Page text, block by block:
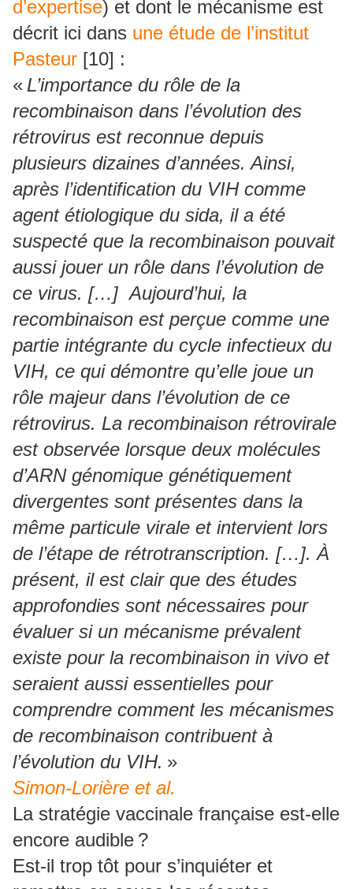
d’expertise) et dont le mécanisme est
décrit ici dans une étude de l’institut
Pasteur [10] :
« L’importance du rôle de la
recombinaison dans l’évolution des
rétrovirus est reconnue depuis
plusieurs dizaines d’années. Ainsi,
après l’identification du VIH comme
agent étiologique du sida, il a été
suspecté que la recombinaison pouvait
aussi jouer un rôle dans l’évolution de
ce virus. […] Aujourd’hui, la
recombinaison est perçue comme une
partie intégrante du cycle infectieux du
VIH, ce qui démontre qu’elle joue un
rôle majeur dans l’évolution de ce
rétrovirus. La recombinaison rétrovirale
est observée lorsque deux molécules
d’ARN génomique génétiquement
divergentes sont présentes dans la
même particule virale et intervient lors
de l’étape de rétrotranscription. […]. À
présent, il est clair que des études
approfondies sont nécessaires pour
évaluer si un mécanisme prévalent
existe pour la recombinaison in vivo et
seraient aussi essentielles pour
comprendre comment les mécanismes
de recombinaison contribuent à
l’évolution du VIH. »
Simon-Lorière et al.
La stratégie vaccinale française est-elle
encore audible ?
Est-il trop tôt pour s’inquiéter et